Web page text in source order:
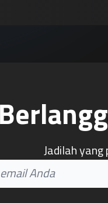
Jadilah